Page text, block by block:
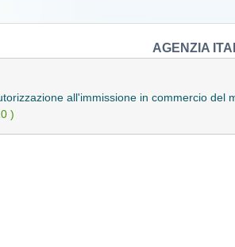
AGENZIA
all'immissione in commercio
)